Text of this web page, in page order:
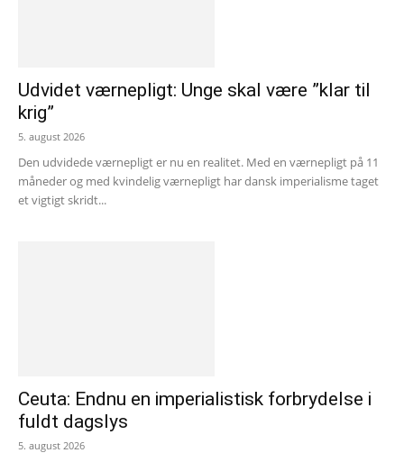
Udvidet værnepligt: Unge skal være ”klar til
krig”
5. august 2026
Den udvidede værnepligt er nu en realitet. Med en værnepligt på 11
måneder og med kvindelig værnepligt har dansk imperialisme taget
et vigtigt skridt...
Ceuta: Endnu en imperialistisk forbrydelse i
fuldt dagslys
5. august 2026